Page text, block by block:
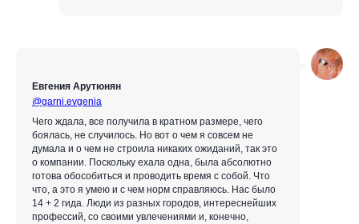
Евгения Арутюнян
@garni.evgenia
Чего ждала, все получила в кратном размере, чего
боялась, не случилось. Но вот о чем я совсем не
думала и о чем не строила никаких ожиданий, так это
о компании. Поскольку ехала одна, была абсолютно
готова обособиться и проводить время с собой. Что
что, а это я умею и с чем норм справляюсь. Нас было
14 + 2 гида. Люди из разных городов, интереснейших
профессий, со своими увлечениями и, конечно,